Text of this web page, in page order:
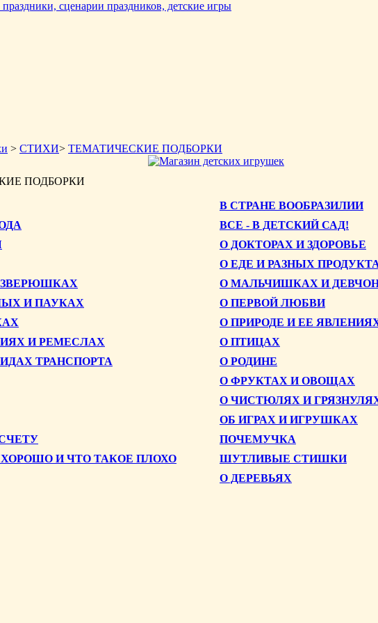
> СТИХИ> ТЕМАТИЧЕСКИЕ ПОДБОРКИ
ПОДБОРКИ
В СТРАНЕ ВООБРАЗИЛИИ
ВСЕ - В ДЕТСКИЙ САД!
О ДОКТОРАХ И ЗДОРОВЬЕ
О ЕДЕ И РАЗНЫХ
ЗВЕРЮШКАХ
О МАЛЬЧИШКАХ И
И ПАУКАХ
О ПЕРВОЙ ЛЮБВИ
О ПРИРОДЕ И ЕЕ
И РЕМЕСЛАХ
О ПТИЦАХ
ТРАНСПОРТА
О РОДИНЕ
О ФРУКТАХ И ОВОЩАХ
О ЧИСТЮЛЯХ И
ОБ ИГРАХ И ИГРУШКАХ
ПОЧЕМУЧКА
И ЧТО ТАКОЕ ПЛОХО
ШУТЛИВЫЕ СТИШКИ
О ДЕРЕВЬЯХ